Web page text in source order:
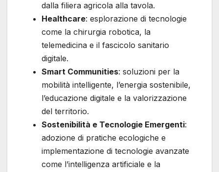
dalla filiera agricola alla tavola.
Healthcare: esplorazione di tecnologie
come la chirurgia robotica, la
telemedicina e il fascicolo sanitario
digitale.
Smart Communities: soluzioni per la
mobilità intelligente, l’energia sostenibile,
l’educazione digitale e la valorizzazione
del territorio.
Sostenibilità e Tecnologie Emergenti:
adozione di pratiche ecologiche e
implementazione di tecnologie avanzate
come l’intelligenza artificiale e la